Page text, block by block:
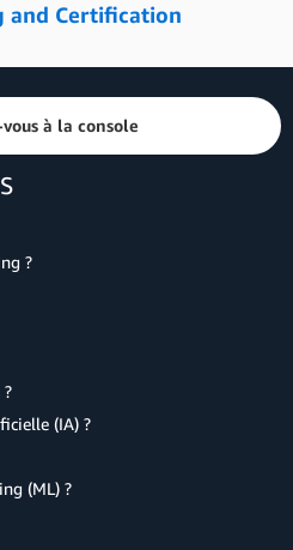
and Certification
à la console
?
?
(IA) ?
(ML) ?